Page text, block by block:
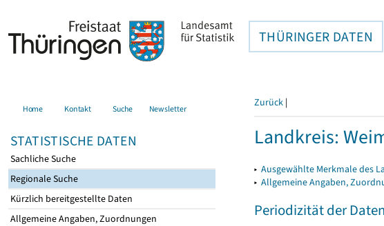
THÜRINGER DATEN
Home Kontakt Suche Newsletter
STATISTISCHE DATEN
Sachliche Suche
Regionale Suche
Kürzlich bereitgestellte Daten
Allgemeine Angaben, Zuordnungen
Zurück |
Landkreis:
▸ Ausgewählte Merkmale des
▸ Allgemeine Angaben,
Periodizität der Daten